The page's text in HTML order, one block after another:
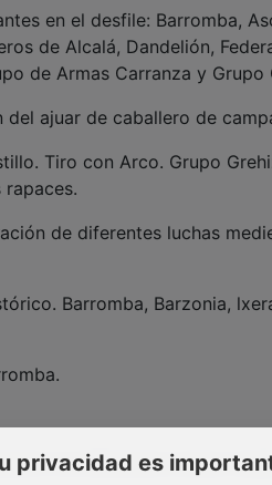
en el desfile: Barromba,
de Alcalá, Dandelión,
de Armas Carranza y Grupo
ajuar de caballero de
Tiro con Arco. Grupo
de diferentes luchas
Barromba, Barzonia,
de diferentes luchas
privacidad es